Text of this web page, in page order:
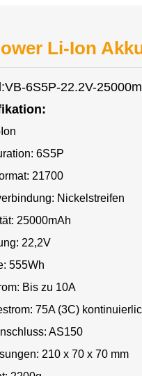
Li-Ion
6S5P-22.2V-
6S5P
21700
Nickelstreifen
25000mAh
22,2V
555Wh
Bis zu 10A
75A (3C)
AS150
210 x 70 x 70 mm